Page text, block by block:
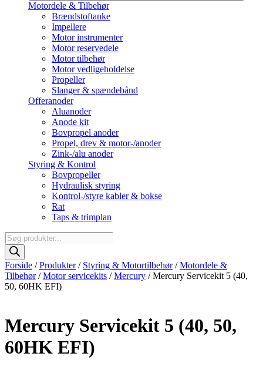
Motordele & Tilbehør
Brændstoftanke
Impellere
Motor instrumenter
Motor reservedele
Motor tilbehør
Motor vedligeholdelse
Propeller
Slanger & spændebånd
Offeranoder
Aluanoder
Anode kit
Bovpropel anoder
Propel, drev & motor-/anoder
Zink-/alu anoder
Styring & Kontrol
Bovpropeller
Hydraulisk styring
Kontrol-/styre kabler & bokse
Rat
Taps & trimplan
Products
search
Forside /Produkter/ Styring & Motortilbehør/Motordele &
Tilbehør/Motor servicekits /Mercury / Mercury Servicekit 5 (40,
50, 60HK EFI)
Mercury Servicekit 5 (40, 50,
60HK EFI)